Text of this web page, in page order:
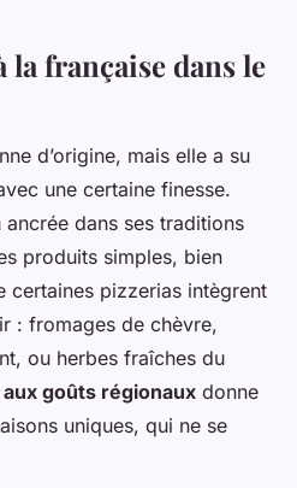
la française dans le
d’origine, mais elle a su
une certaine finesse.
dans ses traditions
produits simples, bien
certaines pizzerias intègrent
: fromages de chèvre,
ou herbes fraîches du
goûts régionaux donne
uniques, qui ne se